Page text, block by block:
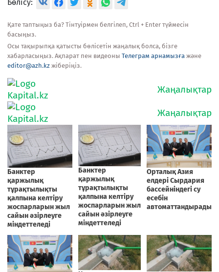
Бөлісу:
Қате таптыңыз ба? Тінтуірмен белгілеп, Ctrl + Enter түймесін
басыңыз.
Осы тақырыпқа қатысты бөлісетін жаңалық болса, бізге
хабарласыңыз. Ақпарат пен видеоны Телеграм арнамызға және
editor@azh.kz жіберіңіз.